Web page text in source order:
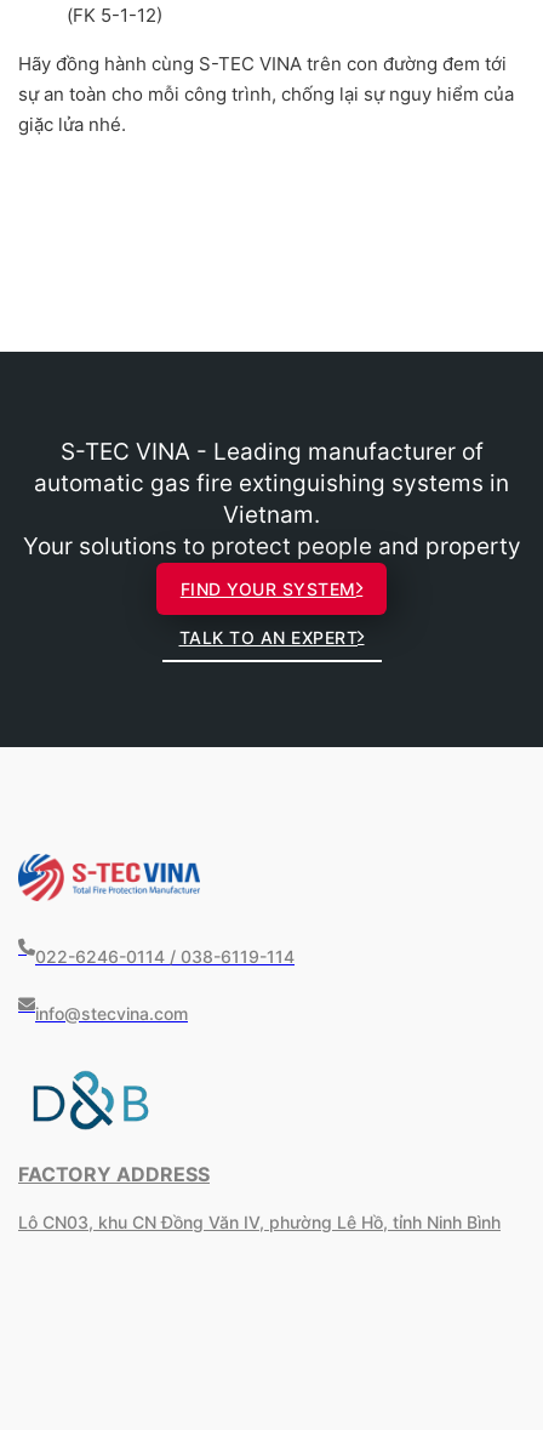
(FK 5-1-12)
Hãy đồng hành cùng S-TEC VINA trên con đường đem tới
sự an toàn cho mỗi công trình, chống lại sự nguy hiểm của
giặc lửa nhé.
S-TEC VINA - Leading manufacturer of
automatic gas fire extinguishing systems in
Vietnam.
Your solutions to protect people and property
FIND YOUR SYSTEM
TALK TO AN EXPERT
022-6246-0114 / 038-6119-114
info@stecvina.com
FACTORY ADDRESS
Lô CN03, khu CN Đồng Văn IV, phường Lê Hồ, tỉnh Ninh Bình